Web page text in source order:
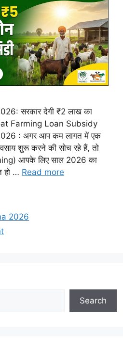
सरकार देगी ₹2 लाख का
Farming Loan Subsidy
: अगर आप कम लागत में एक
शुरू करने की सोच रहे हैं, तो
आपके लिए साल 2026 का
हो … Read more
2026
Search